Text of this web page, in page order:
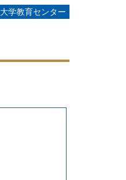
大学教育センター